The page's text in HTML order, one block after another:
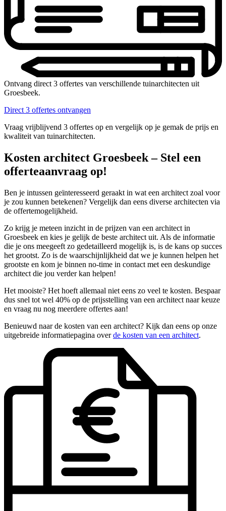
Ontvang direct 3 offertes van verschillende tuinarchitecten uit
Groesbeek.
Direct 3 offertes ontvangen
Vraag vrijblijvend 3 offertes op en vergelijk op je gemak de prijs en
kwaliteit van tuinarchitecten.
Kosten architect Groesbeek – Stel een
offerteaanvraag op!
Ben je intussen geïnteresseerd geraakt in wat een architect zoal voor
je zou kunnen betekenen? Vergelijk dan eens diverse architecten via
de offertemogelijkheid.
Zo krijg je meteen inzicht in de prijzen van een architect in
Groesbeek en kies je gelijk de beste architect uit. Als de informatie
die je ons meegeeft zo gedetailleerd mogelijk is, is de kans op succes
het grootst. Zo is de waarschijnlijkheid dat we je kunnen helpen het
grootste en kom je binnen no-time in contact met een deskundige
architect die jou verder kan helpen!
Het mooiste? Het hoeft allemaal niet eens zo veel te kosten. Bespaar
dus snel tot wel 40% op de prijsstelling van een architect naar keuze
en vraag nu nog meerdere offertes aan!
Benieuwd naar de kosten van een architect? Kijk dan eens op onze
uitgebreide informatiepagina overde kosten van een architect.